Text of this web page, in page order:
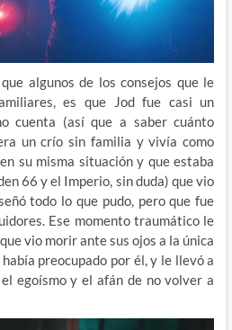
algunos de los consejos que le
es que Jod fue casi un
cuenta (así que a saber cuánto
un crío sin familia y vivía como
su misma situación y que estaba
66 y el Imperio, sin duda) que vio
todo lo que pudo, pero que fue
Ese momento traumático le
vio morir ante sus ojos a la única
preocupado por él, y le llevó a
egoísmo y el afán de no volver a